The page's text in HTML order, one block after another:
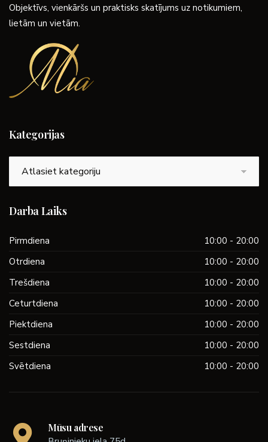
Objektīvs, vienkāršs un praktisks skatījums uz notikumiem,
lietām un vietām.
Kategorijas
Darba Laiks
Pirmdiena
10:00 - 20:00
Otrdiena
10:00 - 20:00
Trešdiena
10:00 - 20:00
Ceturtdiena
10:00 - 20:00
Piektdiena
10:00 - 20:00
Sestdiena
10:00 - 20:00
Svētdiena
10:00 - 20:00
Mūsu adrese